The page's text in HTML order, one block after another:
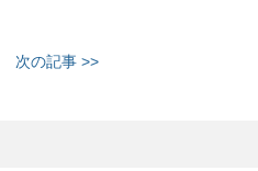
次の記事 >>